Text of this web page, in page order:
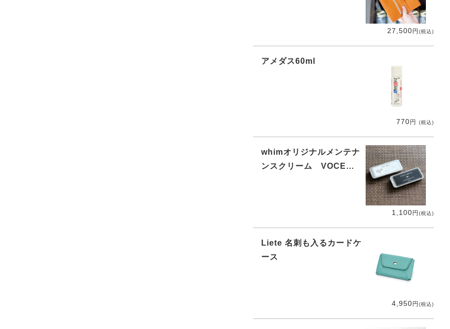
27,500 円 (税込)
アメダス60ml
770 円 (税込)
whimオリジナルメンテナ
ンスクリーム VOCE
1,100 円 (税込)
Liete 名刺も入るカードケ
ース
4,950 円 (税込)